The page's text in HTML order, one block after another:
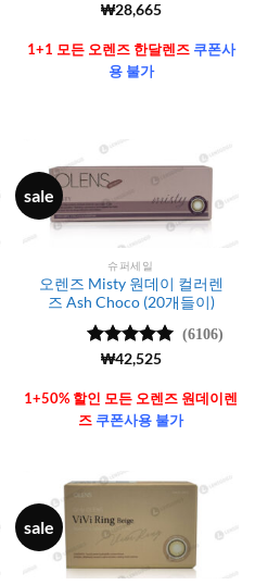
5 중에서
가됨
₩28,665
1+1 모든 오렌즈 한달렌즈쿠폰사
용 불가
sale
슈퍼세일
오렌즈 Misty 원데이 컬러렌
즈 Ash Choco (20개들이)
5 중에서
가됨
(6106)
₩42,525
1+50% 할인 모든 오렌즈 원데이렌
즈 쿠폰사용 불가
sale